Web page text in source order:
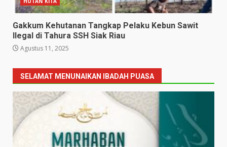
Gakkum Kehutanan Tangkap Pelaku Kebun Sawit
Ilegal di Tahura SSH Siak Riau
Agustus 11, 2025
SELAMAT MENUNAIKAN IBADAH PUASA